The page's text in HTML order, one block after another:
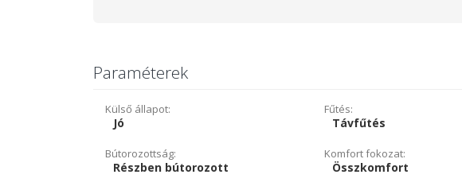
Paraméterek
Külső állapot:
Jó
Fűtés:
Távfűtés
Bútorozottság:
Részben bútorozott
Komfort fokozat:
Összkomfort